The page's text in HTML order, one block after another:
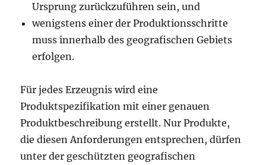
Ursprung zurückzuführen sein, und
wenigstens einer der Produktionsschritte
muss innerhalb des geografischen Gebiets
erfolgen.
Für jedes Erzeugnis wird eine
Produktspezifikation mit einer genauen
Produktbeschreibung erstellt. Nur Produkte,
die diesen Anforderungen entsprechen, dürfen
unter der geschützten geografischen